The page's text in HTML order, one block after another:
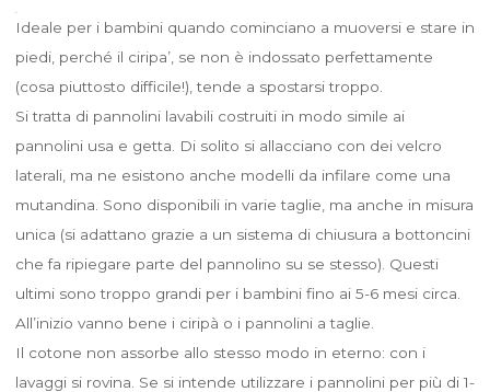
Ideale per i bambini quando cominciano a muoversi e stare in
piedi, perché il ciripa’, se non è indossato perfettamente
(cosa piuttosto difficile!), tende a spostarsi troppo.
Si tratta di pannolini lavabili costruiti in modo simile ai
pannolini usa e getta. Di solito si allacciano con dei velcro
laterali, ma ne esistono anche modelli da infilare come una
mutandina. Sono disponibili in varie taglie, ma anche in misura
unica (si adattano grazie a un sistema di chiusura a bottoncini
che fa ripiegare parte del pannolino su se stesso). Questi
ultimi sono troppo grandi per i bambini fino ai 5-6 mesi circa.
All’inizio vanno bene i ciripà o i pannolini a taglie.
Il cotone non assorbe allo stesso modo in eterno: con i
lavaggi si rovina. Se si intende utilizzare i pannolini per più di 1-